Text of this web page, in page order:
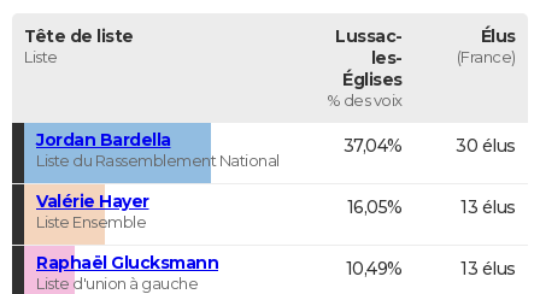
Tête de liste
Liste
Lussac-
les-
Églises
% des voix
Élus
(France)
Jordan Bardella
Liste du Rassemblement National
37,04% 30 élus
Valérie Hayer
Liste Ensemble
16,05% 13 élus
Raphaël Glucksmann
Liste d'union à gauche
10,49% 13 élus